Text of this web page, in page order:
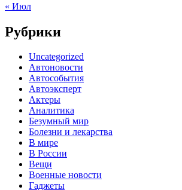
« Июл
Рубрики
Uncategorized
Автоновости
Автособытия
Автоэксперт
Актеры
Аналитика
Безумный мир
Болезни и лекарства
В мире
В России
Вещи
Военные новости
Гаджеты